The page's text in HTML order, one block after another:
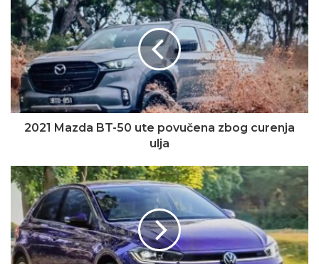
2021 Mazda BT-50 ute povučena zbog curenja
ulja